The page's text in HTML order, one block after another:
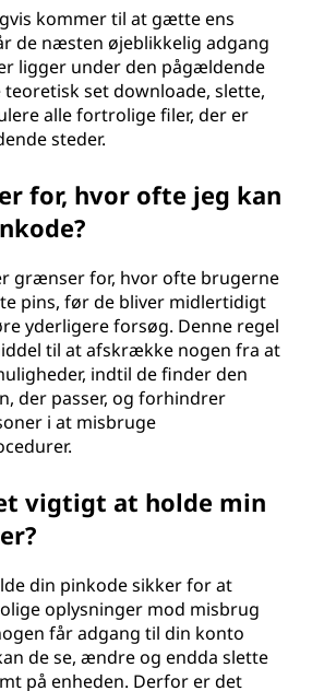
kommer til at gætte ens
de næsten øjeblikkelig adgang
ligger under den pågældende
set downloade, slette,
alle fortrolige filer, der er
steder.
for, hvor ofte jeg kan
grænser for, hvor ofte brugerne
pins, før de bliver midlertidigt
yderligere forsøg. Denne regel
til at afskrække nogen fra at
indtil de finder den
der passer, og forhindrer
i at misbruge
vigtigt at holde min
din pinkode sikker for at
oplysninger mod misbrug
får adgang til din konto
de se, ændre og endda slette
på enheden. Derfor er det